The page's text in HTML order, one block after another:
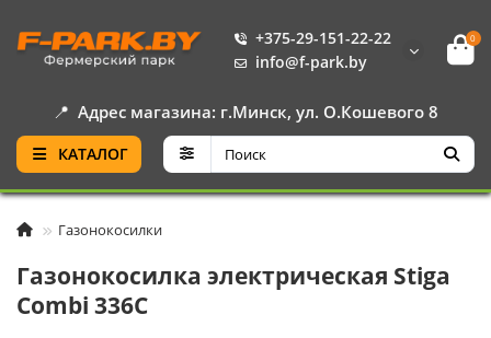
+375-29-151-22-22
info@f-park.by
0
📍 Адрес магазина: г.Минск, ул. О.Кошевого 8
КАТАЛОГ
Газонокосилки
Газонокосилка электрическая Stiga
Combi 336C